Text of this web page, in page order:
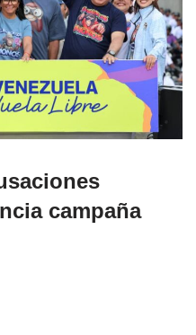
campaña